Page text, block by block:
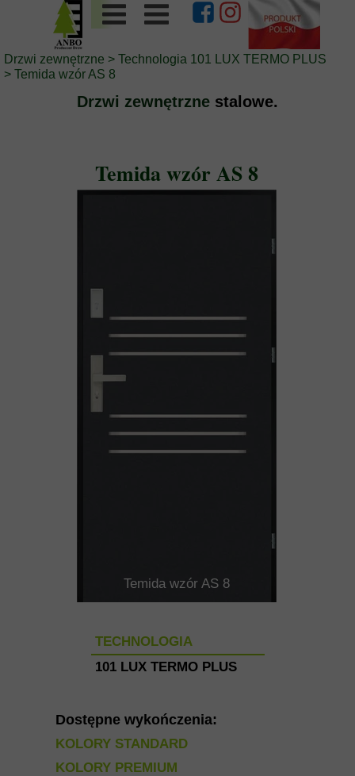
Drzwi zewnętrzne > Technologia 101 LUX TERMO PLUS
> Temida wzór AS 8
KOLORY PREMIUM
KOLORY STANDARD
Dostępne wykończenia:
101 LUX TERMO PLUS
TECHNOLOGIA
Drzwi zewnętrzne stalowe.
Temida wzór AS 8
Temida wzór AS 8